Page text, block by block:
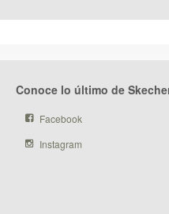
Conoce lo último de
Facebook
Instagram